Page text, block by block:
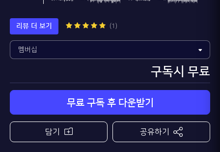
리뷰 더 보기 (1)
구독시 무료
무료 구독 후 다운받기
담기 공유하기